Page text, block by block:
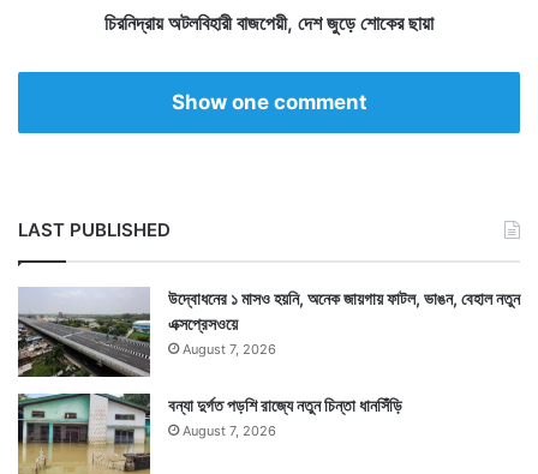
বা
শ
ড়ে
কে
র
ছা
য়া
চিরনিদ্রায় অটলবিহারী বাজপেয়ী, দেশ জুড়ে শোকের ছায়া
Show one comment
LAST PUBLISHED
উদ্বোধনের ১ মাসও হয়নি, অনেক জায়গায় ফাটল, ভাঙন, বেহাল নতুন
এক্সপ্রেসওয়ে
August 7, 2026
বন্যা দুর্গত পড়শি রাজ্যে নতুন চিন্তা ধানসিঁড়ি
August 7, 2026